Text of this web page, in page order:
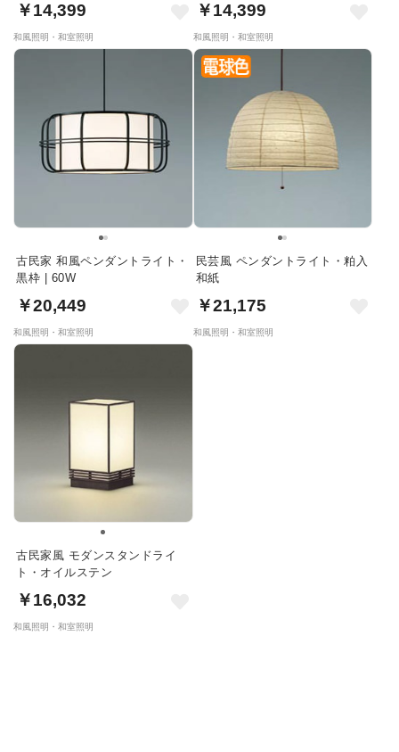
￥14,399
和風照明・和室照明
￥14,399
和風照明・和室照明
古民家 和風ペンダントライト・
黒枠 | 60W
￥20,449
和風照明・和室照明
民芸風 ペンダントライト・粕入
和紙
￥21,175
和風照明・和室照明
古民家風 モダンスタンドライ
ト・オイルステン
￥16,032
和風照明・和室照明